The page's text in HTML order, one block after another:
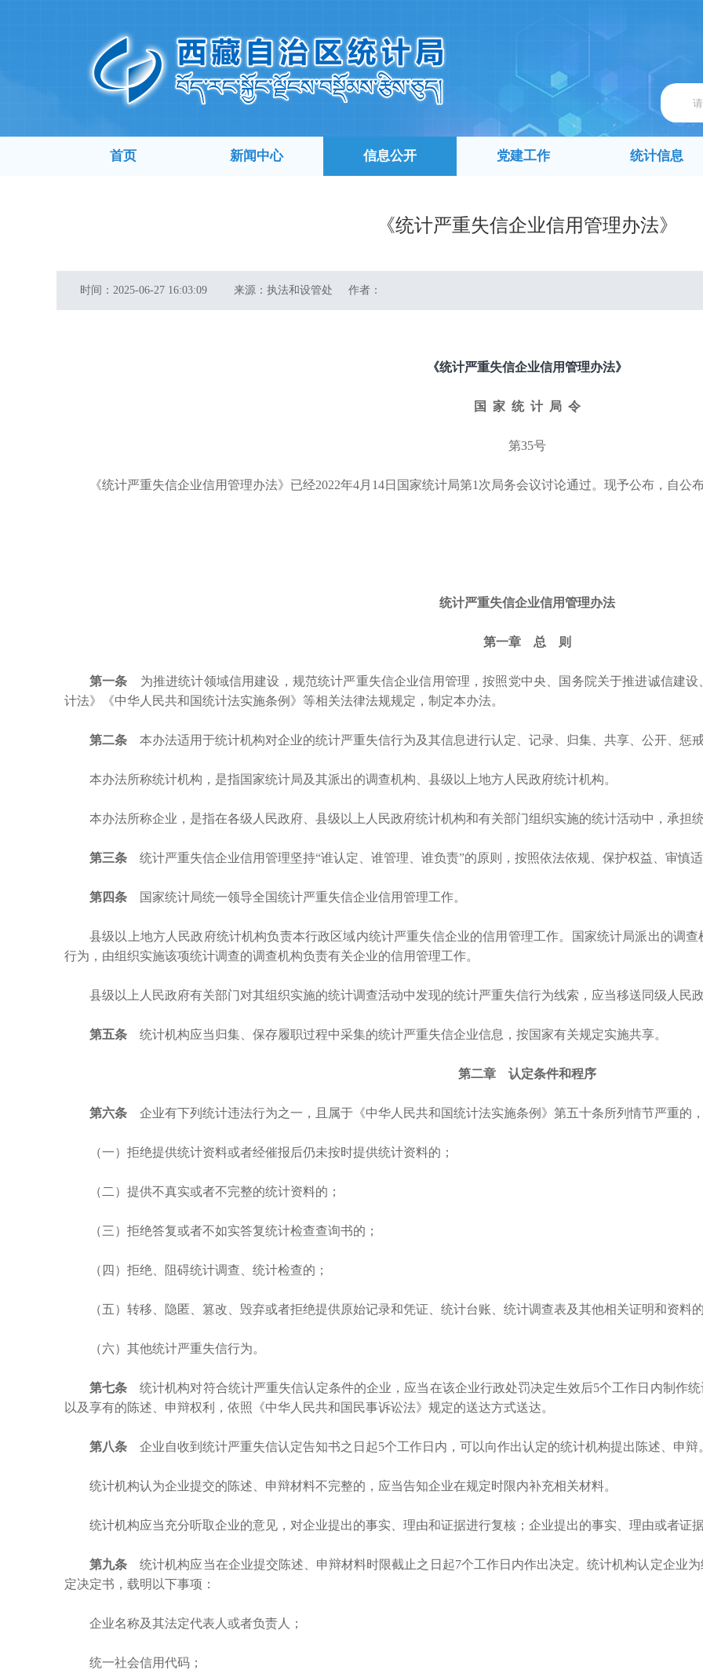
首页 新闻中心 信息公开 党建工作 统计信息
《统计严重失信企业信用管理办法》
时间： 2025-06-27 16:03:09 来源： 执法和设管处 作者：
《统计严重失信企业信用管理办法》
国 家 统 计 局 令
第35号
《统计严重失信企业信用管理办法》已经2022年4月14日国家统计局第1次局务会议讨论通过。现予公布，自公
统计严重失信企业信用管理办法
第一章 总 则
第一条 为推进统计领域信用建设，规范统计严重失信企业信用管理，按照党中央、国务院关于推进诚信建
计法》《中华人民共和国统计法实施条例》等相关法律法规规定，制定本办法。
第二条 本办法适用于统计机构对企业的统计严重失信行为及其信息进行认定、记录、归集、共享、公开、惩
本办法所称统计机构，是指国家统计局及其派出的调查机构、县级以上地方人民政府统计机构。
本办法所称企业，是指在各级人民政府、县级以上人民政府统计机构和有关部门组织实施的统计活动中，承担
第三条 统计严重失信企业信用管理坚持“谁认定、谁管理、谁负责”的原则，按照依法依规、保护权益、审慎
第四条 国家统计局统一领导全国统计严重失信企业信用管理工作。
县级以上地方人民政府统计机构负责本行政区域内统计严重失信企业的信用管理工作。国家统计局派出的调
行为，由组织实施该项统计调查的调查机构负责有关企业的信用管理工作。
县级以上人民政府有关部门对其组织实施的统计调查活动中发现的统计严重失信行为线索，应当移送同级人民
第五条 统计机构应当归集、保存履职过程中采集的统计严重失信企业信息，按国家有关规定实施共享。
第二章 认定条件和程序
第六条 企业有下列统计违法行为之一，且属于《中华人民共和国统计法实施条例》第五十条所列情节严重的
（一）拒绝提供统计资料或者经催报后仍未按时提供统计资料的；
（二）提供不真实或者不完整的统计资料的；
（三）拒绝答复或者不如实答复统计检查查询书的；
（四）拒绝、阻碍统计调查、统计检查的；
（五）转移、隐匿、篡改、毁弃或者拒绝提供原始记录和凭证、统计台账、统计调查表及其他相关证明和资料
（六）其他统计严重失信行为。
第七条 统计机构对符合统计严重失信认定条件的企业，应当在该企业行政处罚决定生效后5个工作日内制作
以及享有的陈述、申辩权利，依照《中华人民共和国民事诉讼法》规定的送达方式送达。
第八条 企业自收到统计严重失信认定告知书之日起5个工作日内，可以向作出认定的统计机构提出陈述、申辩
统计机构认为企业提交的陈述、申辩材料不完整的，应当告知企业在规定时限内补充相关材料。
统计机构应当充分听取企业的意见，对企业提出的事实、理由和证据进行复核；企业提出的事实、理由或者证
第九条 统计机构应当在企业提交陈述、申辩材料时限截止之日起7个工作日内作出决定。统计机构认定企业
定决定书，载明以下事项：
企业名称及其法定代表人或者负责人；
统一社会信用代码；